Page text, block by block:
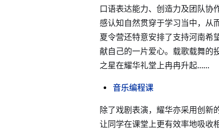
口语表达能力、创造力及团队协
感认知自然贯穿于学习当中，从
夏令营还特意安排了支持河南希
献自己的一片爱心。载歌载舞的
之星在耀华礼堂上冉冉升起……
音乐编程课
除了戏剧表演，耀华亦采用创新
让同学在课堂上更有效率地吸收